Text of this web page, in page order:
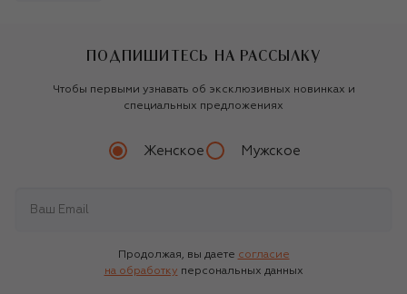
ПОДПИШИТЕСЬ НА РАССЫЛКУ
Чтобы первыми узнавать об эксклюзивных новинках и
специальных предложениях
Женское Мужское
Продолжая, вы даете согласие
на обработку персональных данных